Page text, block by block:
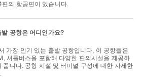
편의 항공편이 있습니다.
공항은 어디인가요?
가장 인기 있는 출발 공항입니다. 이 공항들은
셔틀버스을 포함해 다양한 편의시설을 제공하
줍니다. 공항 시설 및 터미널 구성에 대한 자세한